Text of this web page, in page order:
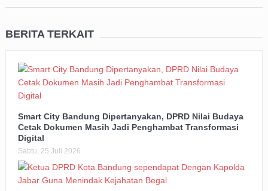
BERITA TERKAIT
Smart City Bandung Dipertanyakan, DPRD Nilai Budaya
Cetak Dokumen Masih Jadi Penghambat Transformasi
Digital
Sabtu, 25 Juli 2026